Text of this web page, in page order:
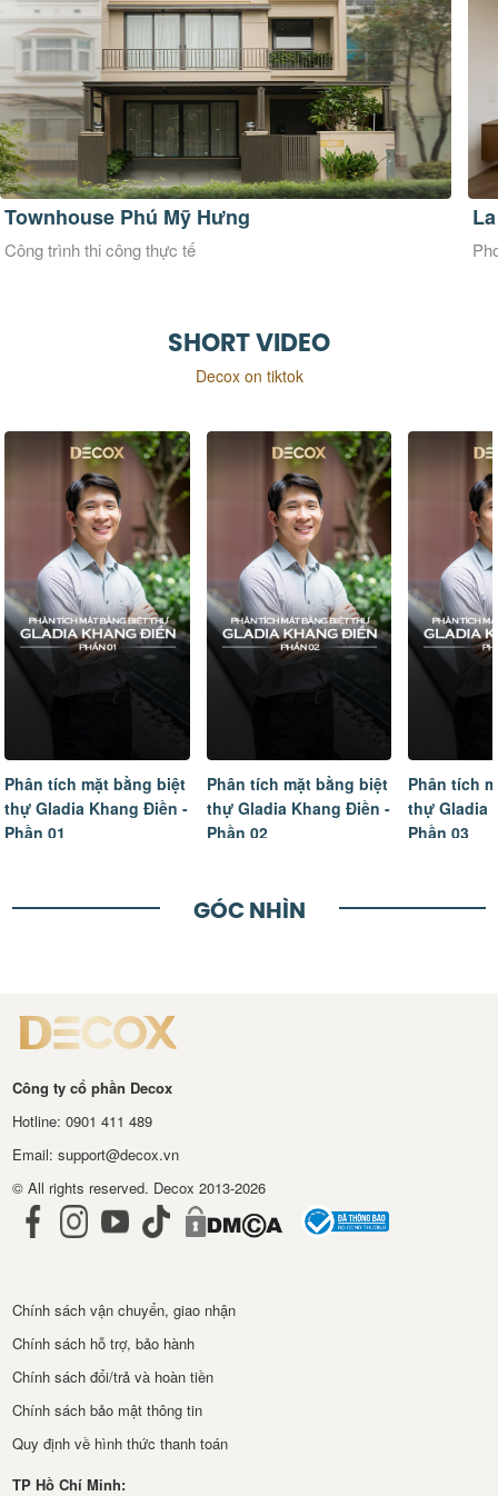
Townhouse Phú Mỹ Hưng
Công trình thi công thực tế
SHORT VIDEO
Decox on tiktok
Phân tích mặt bằng biệt
thự Gladia Khang Điền -
Phần 01
Phân tích mặt bằng biệt
thự Gladia Khang Điền -
Phần 02
Phân tích
thự Gladia
Phần 03
GÓC NHÌN
Công ty cổ phần Decox
Hotline: 0901 411 489
Email: support@decox.vn
© All rights reserved. Decox 2013-2026
Chính sách vận chuyển, giao nhận
Chính sách hỗ trợ, bảo hành
Chính sách đổi/trả và hoàn tiền
Chính sách bảo mật thông tin
Quy định về hình thức thanh toán
TP Hồ Chí Minh: